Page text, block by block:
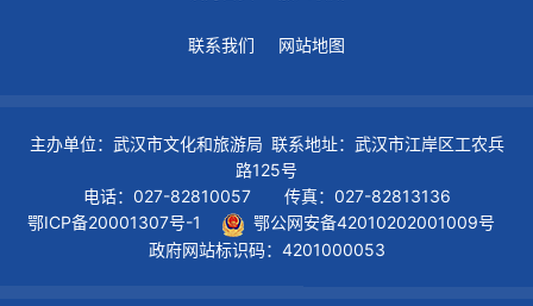
联系我们 网站地图
主办单位：武汉市文化和旅游局 联系地址：武汉市江岸区工农兵
路125号
电话：027-82810057 传真：027-82813136
鄂ICP备20001307号-1
鄂公网安备42010202001009号
政府网站标识码：4201000053